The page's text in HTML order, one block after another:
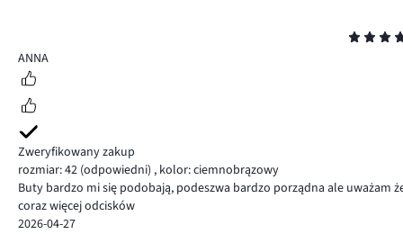
5
ANNA
Zweryfikowany zakup
rozmiar: 42 (odpowiedni) , kolor: ciemnobrązowy
Buty bardzo mi się podobają, podeszwa bardzo porządna ale uważam
coraz więcej odcisków
2026-04-27